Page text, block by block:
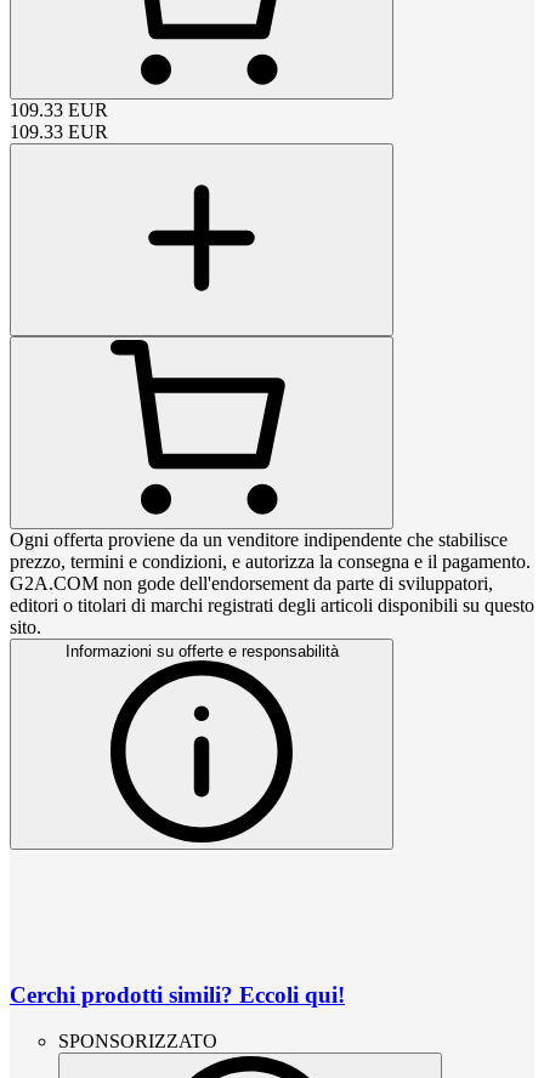
109.33 EUR
109.33 EUR
Ogni offerta proviene da un venditore indipendente che stabilisce
prezzo, termini e condizioni, e autorizza la consegna e il pagamento.
G2A.COM non gode dell'endorsement da parte di sviluppatori,
editori o titolari di marchi registrati degli articoli disponibili su questo
sito.
Informazioni su offerte e responsabilità
Cerchi prodotti simili? Eccoli qui!
SPONSORIZZATO